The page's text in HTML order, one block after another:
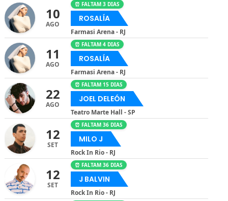
10
AGO
⏰ FALTAM 3 DIAS
ROSALÍA
Farmasi Arena - RJ
11
AGO
⏰ FALTAM 4 DIAS
ROSALÍA
Farmasi Arena - RJ
22
AGO
⏰ FALTAM 15 DIAS
JOEL DELEÓN
Teatro Marte Hall - SP
12
SET
⏰ FALTAM 36 DIAS
MILO J
Rock In Rio - RJ
12
SET
⏰ FALTAM 36 DIAS
J BALVIN
Rock In Rio - RJ